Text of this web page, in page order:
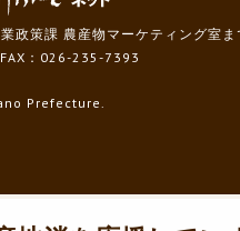
政策課 農産物マーケティング室
FAX：026-235-7393
Prefecture.